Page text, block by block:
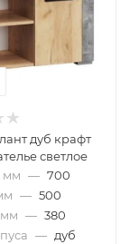
дуб крафт
светлое
мм — 700
— 500
мм — 380
— дуб